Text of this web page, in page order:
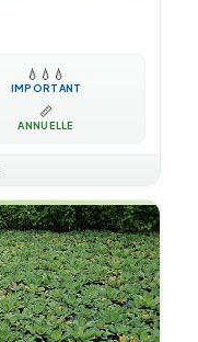
💧 💧 💧
IMPORTANT
📏
ANNUELLE